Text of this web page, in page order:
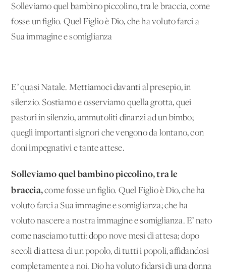
Solleviamo quel bambino piccolino, tra le braccia, come
fosse un figlio. Quel Figlio è Dio, che ha voluto farci a
Sua immagine e somiglianza
E’ quasi Natale. Mettiamoci davanti al presepio, in
silenzio. Sostiamo e osserviamo quella grotta, quei
pastori in silenzio, ammutoliti dinanzi ad un bimbo;
quegli importanti signori che vengono da lontano, con
doni impegnativi e tante attese.
Solleviamo quel bambino piccolino, tra le
braccia,come fosse un figlio. Quel Figlio è Dio, che ha
voluto farci a Sua immagine e somiglianza; che ha
voluto nascere a nostra immagine e somiglianza. E’ nato
come nasciamo tutti: dopo nove mesi di attesa; dopo
secoli di attesa di un popolo, di tutti i popoli, affidandosi
completamente a noi. Dio ha voluto fidarsi di una donna